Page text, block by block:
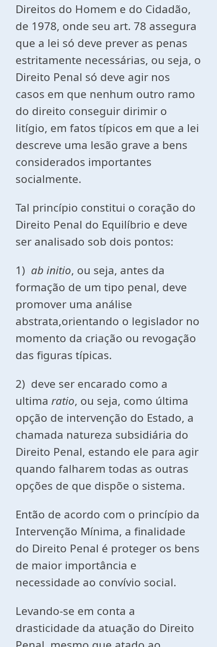
Direitos do Homem e do Cidadão,
de 1978, onde seu art. 78 assegura
que a lei só deve prever as penas
estritamente necessárias, ou seja, o
Direito Penal só deve agir nos
casos em que nenhum outro ramo
do direito conseguir dirimir o
litígio, em fatos típicos em que a lei
descreve uma lesão grave a bens
considerados importantes
socialmente.
Tal princípio constitui o coração do
Direito Penal do Equilíbrio e deve
ser analisado sob dois pontos:
1) ab initio, ou seja, antes da
formação de um tipo penal, deve
promover uma análise
abstrata,orientando o legislador no
momento da criação ou revogação
das figuras típicas.
2) deve ser encarado como a
ultima ratio, ou seja, como última
opção de intervenção do Estado, a
chamada natureza subsidiária do
Direito Penal, estando ele para agir
quando falharem todas as outras
opções de que dispõe o sistema.
Então de acordo com o princípio da
Intervenção Mínima, a finalidade
do Direito Penal é proteger os bens
de maior importância e
necessidade ao convívio social.
Levando-se em conta a
drasticidade da atuação do Direito